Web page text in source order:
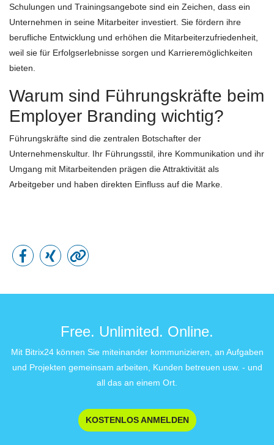
Schulungen und Trainingsangebote sind ein Zeichen, dass ein
Unternehmen in seine Mitarbeiter investiert. Sie fördern ihre
berufliche Entwicklung und erhöhen die Mitarbeiterzufriedenheit,
weil sie für Erfolgserlebnisse sorgen und Karrieremöglichkeiten
bieten.
Warum sind Führungskräfte beim
Employer Branding wichtig?
Führungskräfte sind die zentralen Botschafter der
Unternehmenskultur. Ihr Führungsstil, ihre Kommunikation und ihr
Umgang mit Mitarbeitenden prägen die Attraktivität als
Arbeitgeber und haben direkten Einfluss auf die Marke.
Free. Unlimited. Online.
Mit Bitrix24 können Sie miteinander kommunizieren, an Aufgaben
und Projekten gemeinsam arbeiten, Kunden betreuen usw. - und
all das an einem Ort.
KOSTENLOS ANMELDEN